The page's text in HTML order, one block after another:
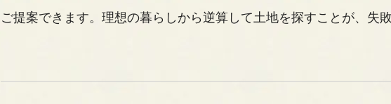
ご提案できます。理想の暮らしから逆算して土地を探すことが、失